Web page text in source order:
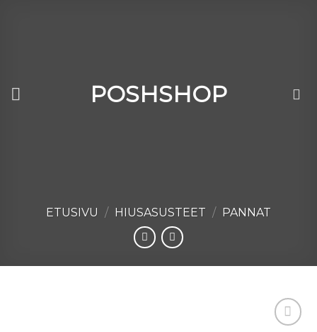
POSHSHOP
ETUSIVU / HIUSASUSTEET / PANNAT